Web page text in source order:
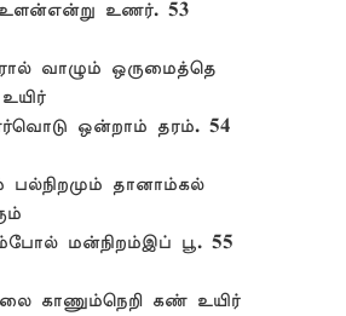
உணர். 53
வாழும் ஒருமைத்தெ
ஒன்றாம் தரம். 54
பல்நிறமும் தானாம்கல்
மன்நிறம்இப் பூ. 55
காணும்நெறி கண் உயிர்